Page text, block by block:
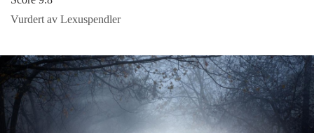
Vurdert av Lexuspendler